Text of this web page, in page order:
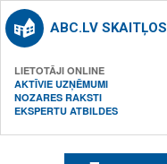
ABC.LV SKAITĻOS
LIETOTĀJI ONLINE
AKTĪVIE UZŅĒMUMI
NOZARES RAKSTI
EKSPERTU ATBILDES